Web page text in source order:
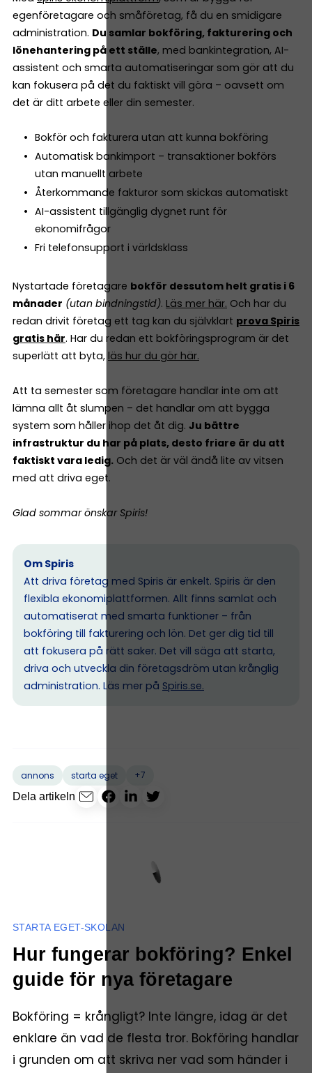
egenföretagare och småföretag, få du en smidigare
administration. Du samlar bokföring, fakturering och
lönehantering på ett ställe, med bankintegration, AI-
assistent och smarta automatiseringar som gör att du
kan fokusera på det du faktiskt vill göra – oavsett om
det är ditt arbete eller din semester.
Bokför och fakturera utan att kunna bokföring
Automatisk bankimport – transaktioner bokförs
utan manuellt arbete
Återkommande fakturor som skickas automatiskt
AI-assistent tillgänglig dygnet runt för
ekonomifrågor
Fri telefonsupport i världsklass
Nystartade företagare bokför dessutom helt gratis i 6
månader (utan bindningstid). Läs mer här. Och har du
redan drivit företag ett tag kan du självklart prova Spiris
gratis här. Har du redan ett bokföringsprogram är det
superlätt att byta, läs hur du gör här.
Att ta semester som företagare handlar inte om att
lämna allt åt slumpen – det handlar om att bygga
system som håller ihop det åt dig. Ju bättre
infrastruktur du har på plats, desto friare är du att
faktiskt vara ledig. Och det är väl ändå lite av vitsen
med att driva eget.
Glad sommar önskar Spiris!
Om Spiris
Att driva företag med Spiris är enkelt. Spiris är den
flexibla ekonomiplattformen. Allt finns samlat och
automatiserat med smarta funktioner – från
bokföring till fakturering och lön. Det ger dig tid till
att fokusera på rätt saker. Det vill säga att starta,
driva och utveckla din företagsdröm utan krånglig
administration. Läs mer på Spiris.se.
annons starta eget
+7
Dela artikeln
STARTA EGET-SKOLAN
Hur fungerar bokföring? Enkel
guide för nya företagare
Bokföring = krångligt? Inte längre, idag är det
enklare än vad de flesta tror. Bokföring handlar
i grunden om att skriva ner vad som händer i